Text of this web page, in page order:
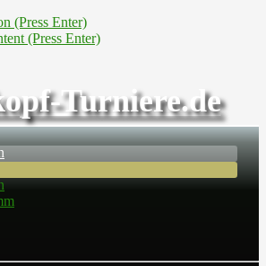
(Press Enter)
(Press Enter)
Turniere.de